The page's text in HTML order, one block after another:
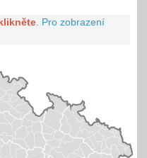
Pro zobrazení